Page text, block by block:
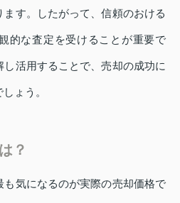
す。したがって、信頼のおける
的な査定を受けることが重要で
活用することで、売却の成功に
ょう。
？
気になるのが実際の売却価格で